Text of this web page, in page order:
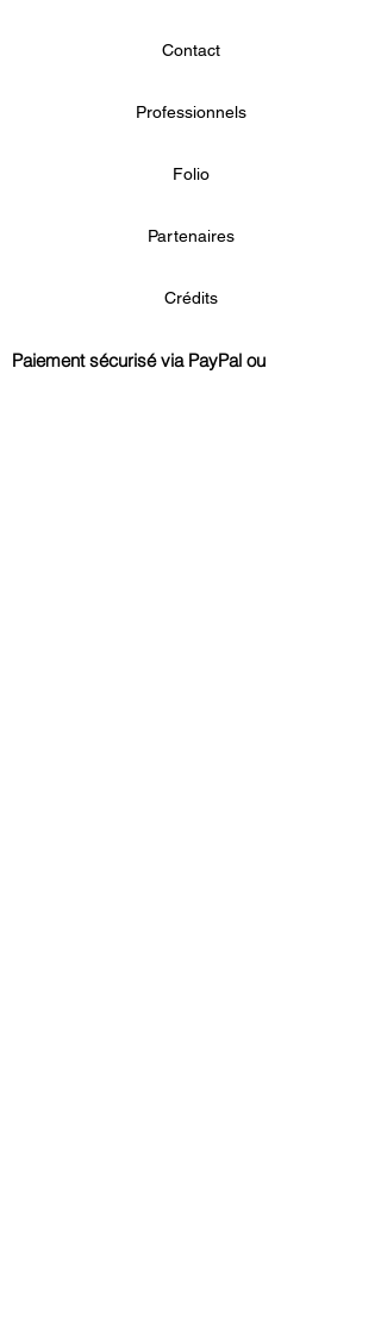
Contact
Professionnels
Folio
Partenaires
Crédits
Paiement sécurisé via PayPal ou